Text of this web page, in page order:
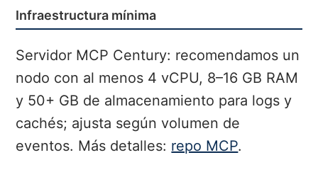
Infraestructura mínima
Servidor MCP Century: recomendamos un
nodo con al menos 4 vCPU, 8–16 GB RAM
y 50+ GB de almacenamiento para logs y
cachés; ajusta según volumen de
eventos. Más detalles: repo MCP.